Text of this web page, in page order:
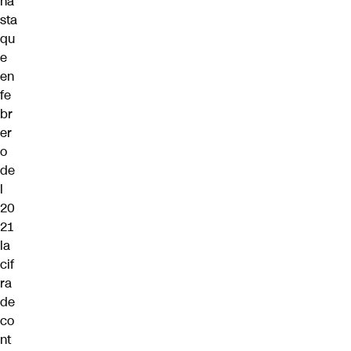
sta
qu
e
en
fe
br
er
o
de
l
20
21
la
cif
ra
de
co
nt